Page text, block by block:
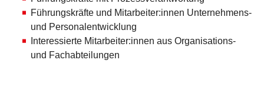
Führungskräfte und Mitarbeiter:innen Unternehmens-
und Personalentwicklung
Interessierte Mitarbeiter:innen aus Organisations-
und Fachabteilungen